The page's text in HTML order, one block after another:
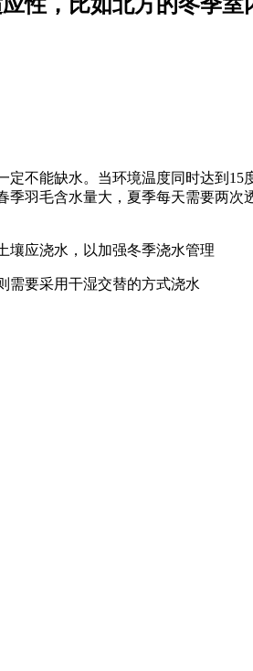
不能缺水。当环境温度同时达到
羽毛含水量大，夏季每天需要两次
壤应浇水，以加强冬季浇水管理
需要采用干湿交替的方式浇水